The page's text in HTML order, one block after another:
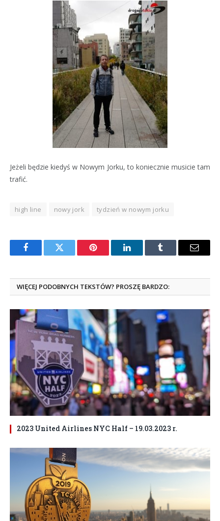
Jeżeli będzie kiedyś w Nowym Jorku, to koniecznie musicie tam
trafić.
high line nowy jork tydzień w nowym jorku
FacebookTwitter Pinterest LinkedInTumblr Email
WIĘCEJ PODOBNYCH TEKSTÓW? PROSZĘ BARDZO:
2023 United Airlines NYC Half – 19.03.2023 r.